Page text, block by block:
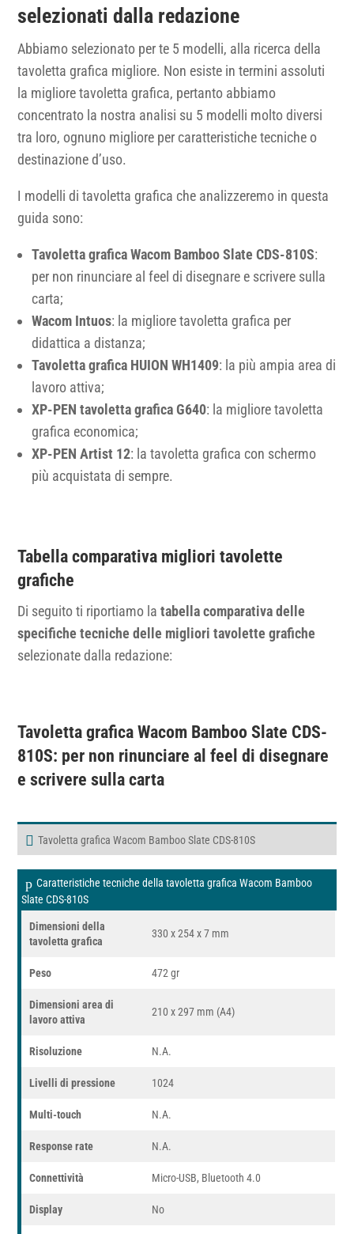
selezionati dalla redazione
Abbiamo selezionato per te 5 modelli, alla ricerca della
tavoletta grafica migliore. Non esiste in termini assoluti
la migliore tavoletta grafica, pertanto abbiamo
concentrato la nostra analisi su 5 modelli molto diversi
tra loro, ognuno migliore per caratteristiche tecniche o
destinazione d’uso.
I modelli di tavoletta grafica che analizzeremo in questa
guida sono:
Tavoletta grafica Wacom Bamboo Slate CDS-810S:
per non rinunciare al feel di disegnare e scrivere sulla
carta;
Wacom Intuos: la migliore tavoletta grafica per
didattica a distanza;
Tavoletta grafica HUION WH1409: la più ampia area di
lavoro attiva;
XP-PEN tavoletta grafica G640: la migliore tavoletta
grafica economica;
XP-PEN Artist 12: la tavoletta grafica con schermo
più acquistata di sempre.
Tabella comparativa migliori tavolette
grafiche
Di seguito ti riportiamo latabella comparativa delle
specifiche tecniche delle migliori tavolette grafiche
selezionate dalla redazione:
Tavoletta grafica Wacom Bamboo Slate CDS-
810S: per non rinunciare al feel di disegnare
e scrivere sulla carta
Tavoletta grafica Wacom Bamboo Slate CDS-810S
Dimensioni della
tavoletta grafica
330 x 254 x 7 mm
Peso 472 gr
Dimensioni area di
lavoro attiva
210 x 297 mm (A4)
Risoluzione N.A.
Livelli di pressione 1024
Multi-touch N.A.
Response rate N.A.
Connettività Micro-USB, Bluetooth 4.0
Display No
Caratteristiche tecniche della tavoletta grafica Wacom Bamboo
Slate CDS-810S